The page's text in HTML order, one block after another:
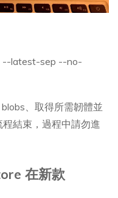
--latest-sep --no-
、取得所需韌體並
結束，過程中請勿進
在新款